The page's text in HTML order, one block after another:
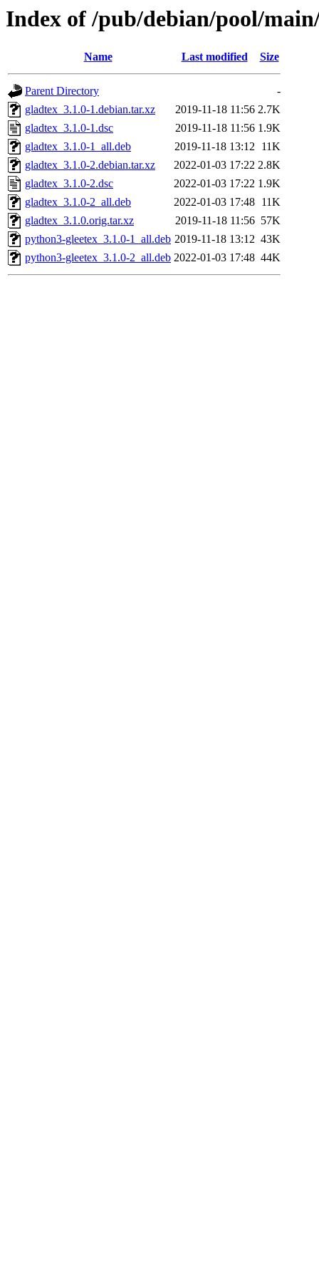
Index of /pub/debian/pool/
Name Last modified Size
Parent Directory
-
gladtex_3.1.0-1.debian.tar.xz
2019-11-18 11:56 2.7K
gladtex_3.1.0-1.dsc
2019-11-18 11:56 1.9K
gladtex_3.1.0-1_all.deb
2019-11-18 13:12 11K
gladtex_3.1.0-2.debian.tar.xz
2022-01-03 17:22 2.8K
gladtex_3.1.0-2.dsc
2022-01-03 17:22 1.9K
gladtex_3.1.0-2_all.deb
2022-01-03 17:48 11K
gladtex_3.1.0.orig.tar.xz
2019-11-18 11:56 57K
python3-gleetex_3.1.0-1_all.deb 2019-11-18 13:12 43K
python3-gleetex_3.1.0-2_all.deb 2022-01-03 17:48 44K